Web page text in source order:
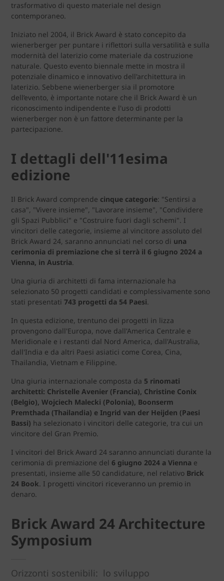
trasformativo di questo materiale nel design
contemporaneo.
Iniziato nel 2004, il Brick Award è stato concepito da
wienerberger per puntare i riflettori sulla versatilità e sulla
modernità del laterizio come materiale da costruzione
naturale. Questo evento biennale mette in mostra il
potenziale dinamico e innovativo dell'architettura in
laterizio. Sebbene wienerberger sia il promotore
dell’evento, è importante notare che il Brick Award è un
riconoscimento indipendente e l'uso di prodotti
wienerberger non è un fattore determinante per la
partecipazione.
I dettagli dell'11esima
edizione
Il Brick Award comprende cinque categorie: "Sentirsi a
casa", "Vivere insieme", "Lavorare insieme", "Condividere
gli Spazi Pubblici" e "Costruire fuori dagli schemi". I
vincitori delle categorie, insieme al vincitore assoluto del
Brick Award 24, saranno annunciati nel corso di una
cerimonia di premiazione che si terrà il 6 giugno 2024 a
Vienna, in Austria.
Una giuria di architetti di fama internazionale ha
selezionato 50 progetti candidati e complessivamente sono
stati presentati 743 progetti da 54 Paesi.
In questa edizione, trentuno dei progetti in lizza
provengono dall'Europa, nove dall'America Centrale e
Meridionale e i restanti dal Nord America, dall'Australia,
dall'India e da altri Paesi asiatici come Corea, Cina,
Thailandia, Vietnam e Filippine.
Una giuria internazionale composta da 5 rinomati
architetti: Christelle Avenier (Francia), Christine Conix
(Belgio), Wojciech Malecki (Polonia), Boonserm
Premthada (Thailandia) e Ingrid van der Heijden (Paesi
Bassi) ha selezionato i vincitori delle categorie, tra cui un
vincitore del Gran Premio.
I vincitori del Brick Award 24 saranno annunciati durante la
cerimonia di premiazione del 6 giugno 2024 a Vienna e
presentati, insieme alle 50 candidature, nel relativo Brick
24 Book. I progetti vincitori riceveranno un premio in
denaro.
Brick Award 24 Architecture
Symposium
Orizzonti sostenibili: lo sviluppo